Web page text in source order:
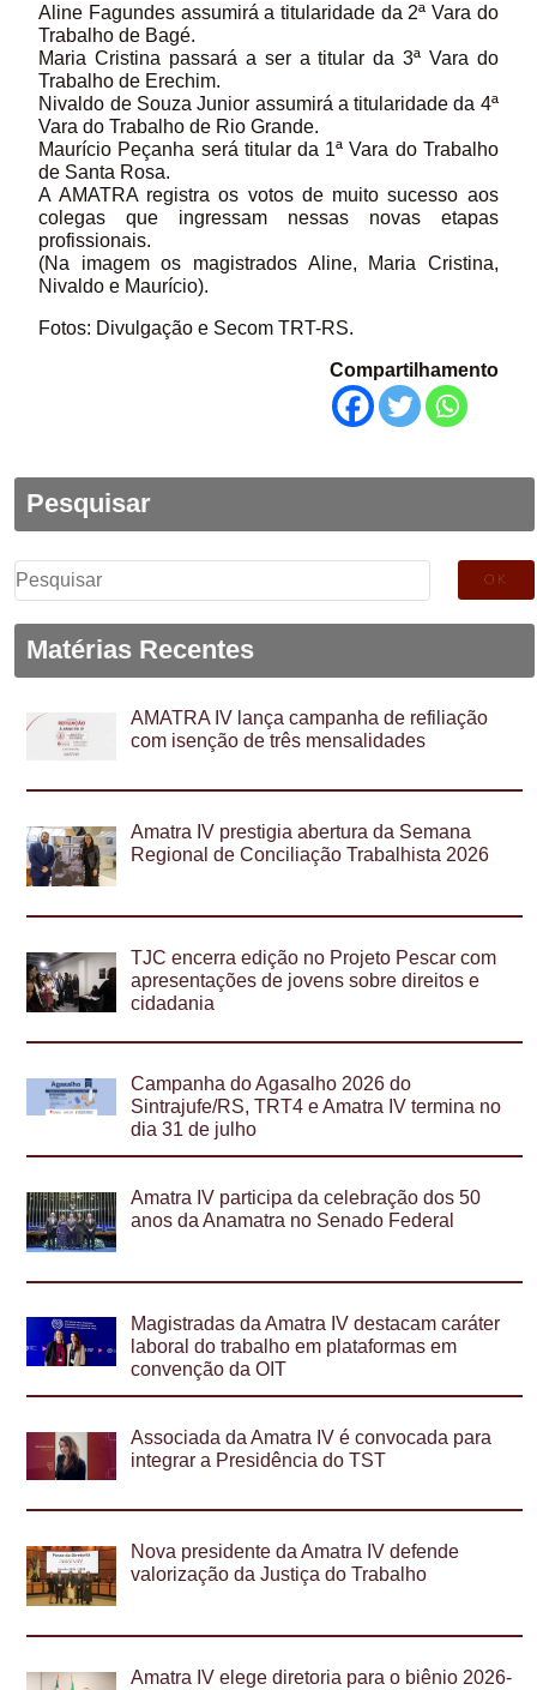
Aline Fagundes assumirá a titularidade da 2ª Vara do
Trabalho de Bagé.
Maria Cristina passará a ser a titular da 3ª Vara do
Trabalho de Erechim.
Nivaldo de Souza Junior assumirá a titularidade da 4ª
Vara do Trabalho de Rio Grande.
Maurício Peçanha será titular da 1ª Vara do Trabalho
de Santa Rosa.
A AMATRA registra os votos de muito sucesso aos
colegas que ingressam nessas novas etapas
profissionais.
(Na imagem os magistrados Aline, Maria Cristina,
Nivaldo e Maurício).
Fotos: Divulgação e Secom TRT-RS.
Compartilhamento
Pesquisar
Pesquisar
por:
Matérias Recentes
AMATRA IV lança campanha de refiliação
com isenção de três mensalidades
Amatra IV prestigia abertura da Semana
Regional de Conciliação Trabalhista 2026
TJC encerra edição no Projeto Pescar com
apresentações de jovens sobre direitos e
cidadania
Campanha do Agasalho 2026 do
Sintrajufe/RS, TRT4 e Amatra IV termina no
dia 31 de julho
Amatra IV participa da celebração dos 50
anos da Anamatra no Senado Federal
Magistradas da Amatra IV destacam caráter
laboral do trabalho em plataformas em
convenção da OIT
Associada da Amatra IV é convocada para
integrar a Presidência do TST
Nova presidente da Amatra IV defende
valorização da Justiça do Trabalho
Amatra IV elege diretoria para o biênio 2026-